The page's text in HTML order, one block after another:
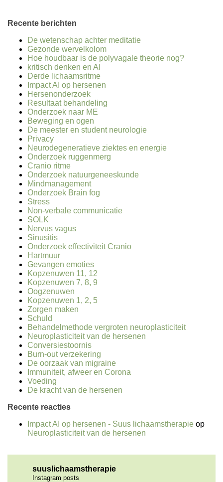
Recente berichten
De wetenschap achter meditatie
Gezonde wervelkolom
Hoe houdbaar is de polyvagale theorie nog?
kritisch denken en AI
Derde lichaamsritme
Impact AI op hersenen
Hersenonderzoek
Resultaat behandeling
Onderzoek naar ME
Beweging en ogen
De meester en student neurologie
Privacy
Neurodegeneratieve ziektes en energie
Onderzoek ruggenmerg
Cranio ritme
Onderzoek natuurgeneeskunde
Mindmanagement
Onderzoek Brain fog
Stress
Non-verbale communicatie
SOLK
Nervus vagus
Sinusitis
Onderzoek effectiviteit Cranio
Hartmuur
Gevangen emoties
Kopzenuwen 11, 12
Kopzenuwen 7, 8, 9
Oogzenuwen
Kopzenuwen 1, 2, 5
Zorgen maken
Schuld
Behandelmethode vergroten neuroplasticiteit
Neuroplasticiteit van de hersenen
Conversiestoornis
Burn-out verzekering
De oorzaak van migraine
Immuniteit, afweer en Corona
Voeding
De kracht van de hersenen
Recente reacties
Impact AI op hersenen - Suus lichaamstherapie op
Neuroplasticiteit van de hersenen
suuslichaamstherapie
Instagram posts